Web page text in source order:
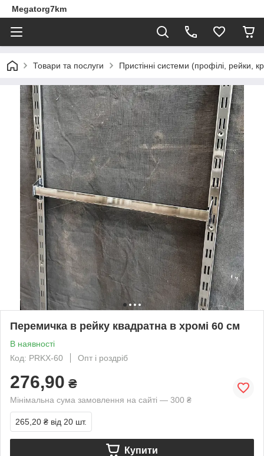
Megatorg7km
Товари та послуги Пристінні системи (профілі, рейки,
Перемичка в рейку квадратна в хромі 60 см
В наявності
Код: PRKХ-60
Опт і роздріб
276,90 ₴
Мінімальна сума замовлення на сайті — 300 ₴
265,20 ₴ від 20 шт.
Купити